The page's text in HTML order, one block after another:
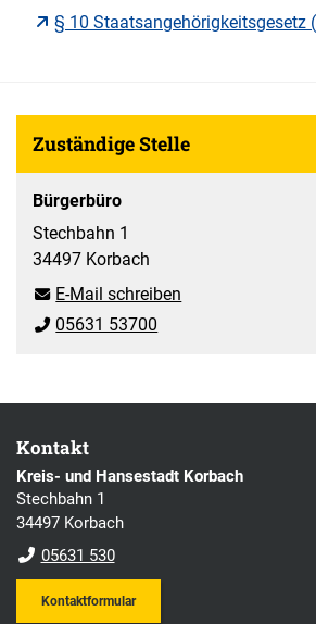
§ 10 Staatsangehörigkeitsgesetz
Zuständige Stelle
Bürgerbüro
Stechbahn 1
34497 Korbach
E-Mail schreiben
05631 53700
Kontakt
Kreis- und Hansestadt Korbach
Stechbahn 1
34497 Korbach
05631 530
Kontaktformular